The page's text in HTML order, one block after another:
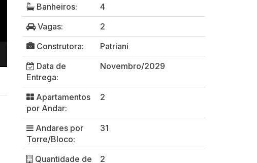
Banheiros:
4
Vagas:
2
Construtora:
Patriani
Data de
Entrega:
Novembro/2029
Apartamentos
por Andar:
2
Andares por
Torre/Bloco:
31
Quantidade de
2